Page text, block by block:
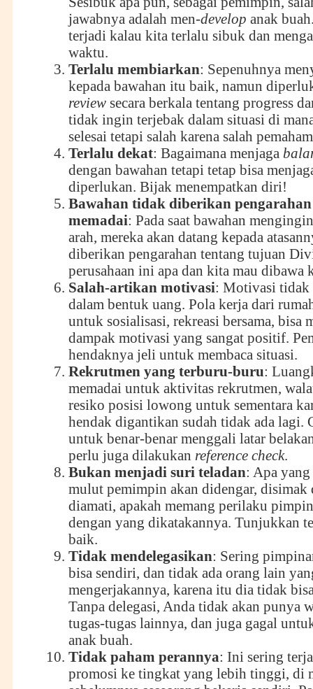
jawabnya adalah men-develop anak
terjadi kalau kita terlalu sibuk dan
waktu.
Terlalu membiarkan: Sepenuhnya
kepada bawahan itu baik, namun
reviewsecara berkala tentang progress
tidak ingin terjebak dalam situasi di
selesai tetapi salah karena salah
Terlalu dekat: Bagaimana menjaga
dengan bawahan tetapi tetap bisa
diperlukan. Bijak menempatkan diri!
Bawahan tidak diberikan
memadai: Pada saat bawahan
arah, mereka akan datang kepada
diberikan pengarahan tentang tujuan
perusahaan ini apa dan kita mau dibawa
Salah-artikan motivasi: Motivasi tidak
dalam bentuk uang. Pola kerja dari
untuk sosialisasi, rekreasi bersama, bisa
dampak motivasi yang sangat positif.
hendaknya jeli untuk membaca situasi.
Rekrutmen yang terburu-buru:
memadai untuk aktivitas rekrutmen,
resiko posisi lowong untuk sementara
hendak digantikan sudah tidak ada lagi.
untuk benar-benar menggali latar
perlu juga dilakukan reference check.
Bukan menjadi suri teladan: Apa
mulut pemimpin akan didengar, disimak
diamati, apakah memang perilaku
dengan yang dikatakannya. Tunjukkan
baik.
Tidak mendelegasikan: Sering
bisa sendiri, dan tidak ada orang lain
mengerjakannya, karena itu dia tidak
Tanpa delegasi, Anda tidak akan punya
tugas-tugas lainnya, dan juga gagal
anak buah.
Tidak paham perannya: Ini sering
promosi ke tingkat yang lebih tinggi, di